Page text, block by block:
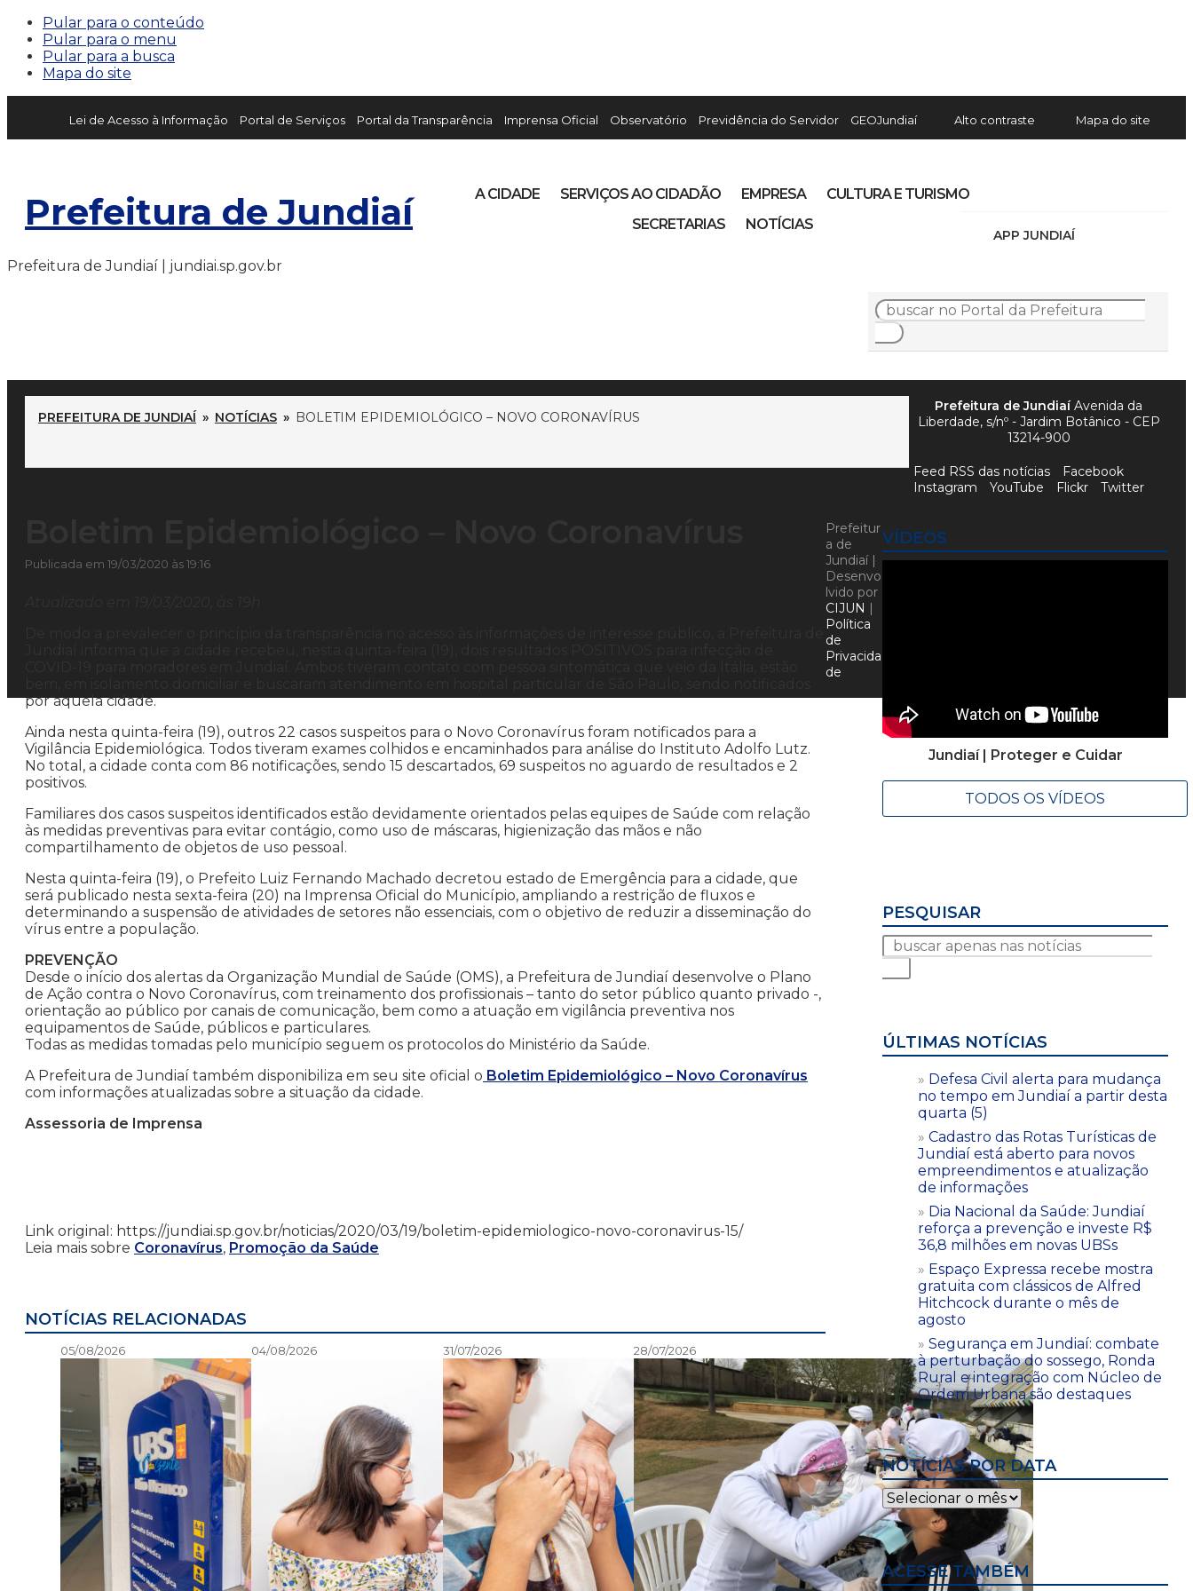
Pular para o conteúdo
Pular para o menu
Pular para a busca
Mapa do site
Lei de Acesso à Informação Portal de Serviços Portal da Transparência Imprensa Oficial Observatório Previdência do Servidor GEOJundiaí Alto contraste Mapa do site
Prefeitura de Jundiaí
APP JUNDIAÍ
A CIDADE SERVIÇOS AO CIDADÃO EMPRESA
CULTURA E TURISMO
SECRETARIAS
NOTÍCIAS
Prefeitura de Jundiaí | jundiai.sp.gov.br
PREFEITURA DE JUNDIAÍ » NOTÍCIAS » BOLETIM EPIDEMIOLÓGICO – NOVO CORONAVÍRUS
Publicada em 19/03/2020 às 19:16
por aquela cidade.
Ainda nesta quinta-feira (19), outros 22 casos suspeitos para o Novo Coronavírus foram notificados para a
Vigilância Epidemiológica. Todos tiveram exames colhidos e encaminhados para análise do Instituto Adolfo Lutz.
No total, a cidade conta com 86 notificações, sendo 15 descartados, 69 suspeitos no aguardo de resultados e 2
positivos.
Familiares dos casos suspeitos identificados estão devidamente orientados pelas equipes de Saúde com relação
às medidas preventivas para evitar contágio, como uso de máscaras, higienização das mãos e não
compartilhamento de objetos de uso pessoal.
Nesta quinta-feira (19), o Prefeito Luiz Fernando Machado decretou estado de Emergência para a cidade, que
será publicado nesta sexta-feira (20) na Imprensa Oficial do Município, ampliando a restrição de fluxos e
determinando a suspensão de atividades de setores não essenciais, com o objetivo de reduzir a disseminação do
vírus entre a população.
PREVENÇÃO
Desde o início dos alertas da Organização Mundial de Saúde (OMS), a Prefeitura de Jundiaí desenvolve o Plano
de Ação contra o Novo Coronavírus, com treinamento dos profissionais – tanto do setor público quanto privado -,
orientação ao público por canais de comunicação, bem como a atuação em vigilância preventiva nos
equipamentos de Saúde, públicos e particulares.
Todas as medidas tomadas pelo município seguem os protocolos do Ministério da Saúde.
A Prefeitura de Jundiaí também disponibiliza em seu site oficial o Boletim Epidemiológico – Novo Coronavírus
com informações atualizadas sobre a situação da cidade.
Assessoria de Imprensa
Link original: https://jundiai.sp.gov.br/noticias/2020/03/19/boletim-epidemiologico-novo-coronavirus-15/
Leia mais sobre Coronavírus, Promoção da Saúde
NOTÍCIAS RELACIONADAS
05/08/2026 04/08/2026 31/07/2026 28/07/2026
VÍDEOS
Jundiaí | Proteger e Cuidar
TODOS OS VÍDEOS
PESQUISAR
ÚLTIMAS NOTÍCIAS
Defesa Civil alerta para mudança
no tempo em Jundiaí a partir desta
quarta (5)
Cadastro das Rotas Turísticas de
Jundiaí está aberto para novos
empreendimentos e atualização
de informações
Dia Nacional da Saúde: Jundiaí
reforça a prevenção e investe R$
36,8 milhões em novas UBSs
Espaço Expressa recebe mostra
gratuita com clássicos de Alfred
Hitchcock durante o mês de
agosto
Segurança em Jundiaí: combate
à perturbação do sossego, Ronda
Rural e integração com Núcleo de
Ordem Urbana são destaques
NOTÍCIAS POR DATA
Notícias
por
data
ACESSE TAMBÉM
Prefeitura de JundiaíAvenida da
Liberdade, s/nº - Jardim Botânico - CEP
13214-900
Feed RSS das notícias
Facebook
Instagram
YouTube Flickr Twitter
Prefeitur
a de
Jundiaí |
Desenvo
lvido por
CIJUN |
Política
de
Privacida
de